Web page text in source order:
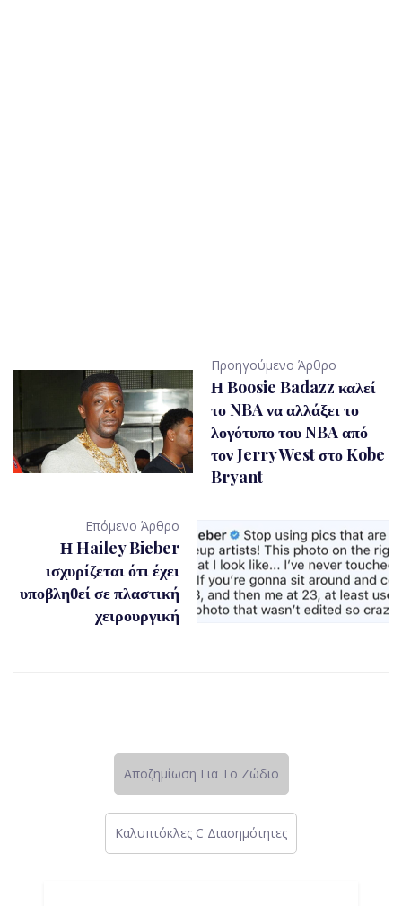
Προηγούμενο Άρθρο
Η Boosie Badazz καλεί
το NBA να αλλάξει το
λογότυπο του NBA από
τον Jerry West στο Kobe
Bryant
Επόμενο Άρθρο
Η Hailey Bieber
ισχυρίζεται ότι έχει
υποβληθεί σε πλαστική
χειρουργική
Αποζημίωση Για Το Ζώδιο
Καλυπτόκλες C Διασημότητες